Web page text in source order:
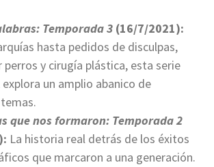
Temporada 3 (16/7/2021):
hasta pedidos de disculpas,
perros y cirugía plástica, esta serie
un amplio abanico de
que nos formaron: Temporada 2
La historia real detrás de los éxitos
que marcaron a una generación.